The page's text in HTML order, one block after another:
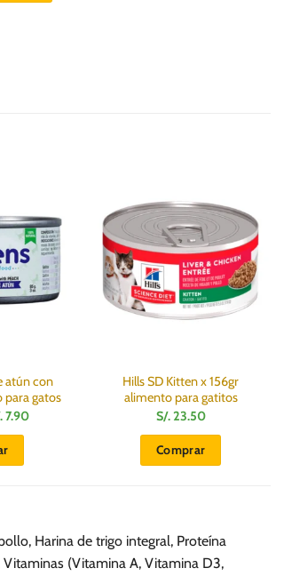
atún con
gatos
7.90El
Hills SD Kitten x 156gr
alimento para gatitos
S/.23.50
Comprar
Harina de trigo integral, Proteína
Vitaminas (Vitamina A, Vitamina D3,